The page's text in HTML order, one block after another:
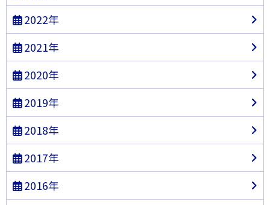
2022年
2021年
2020年
2019年
2018年
2017年
2016年